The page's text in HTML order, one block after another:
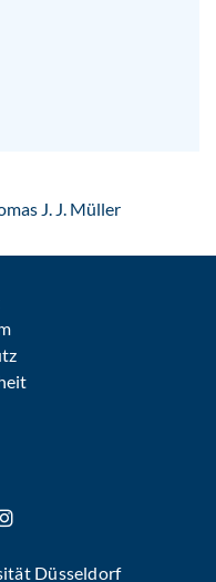
J. J. Müller: Per E-Mail
Düsseldorf